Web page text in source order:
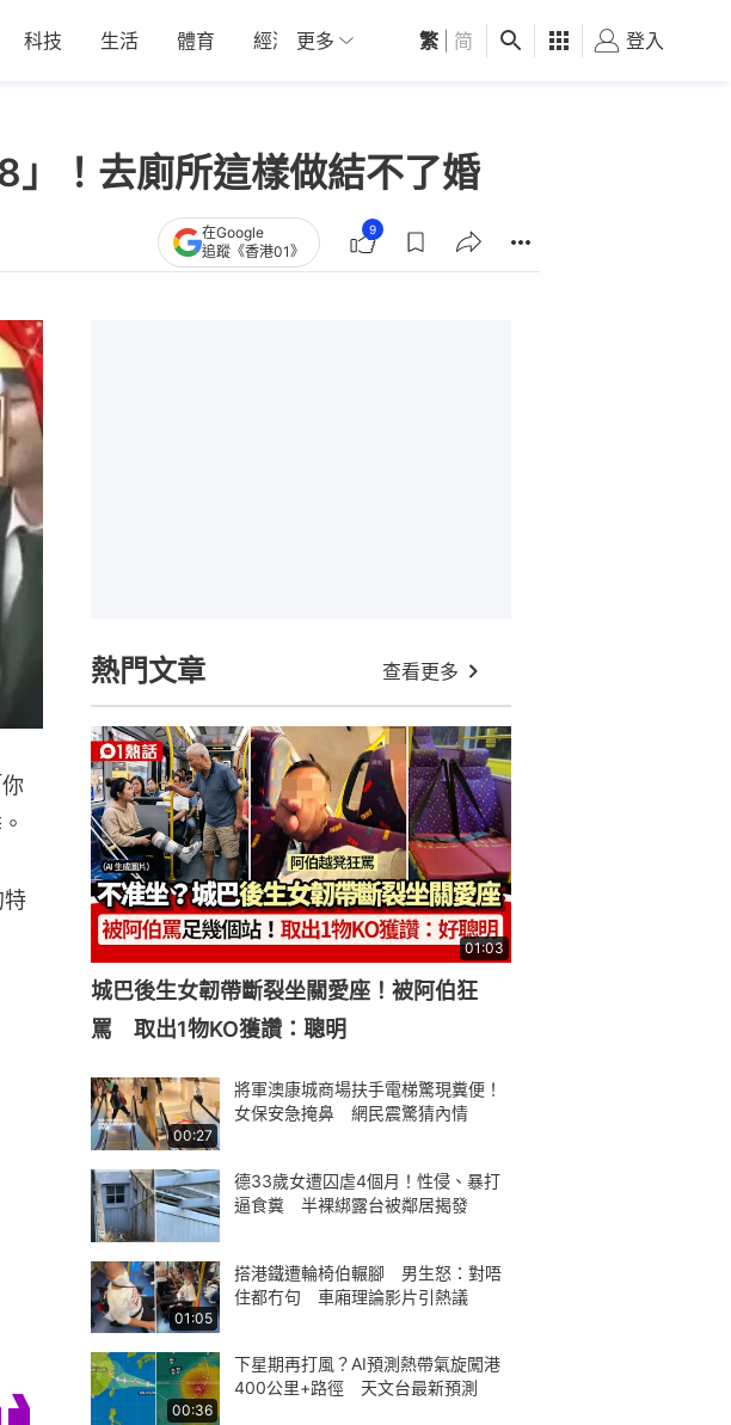
科技 生活 體育 經濟 01深圳 觀點 健康 好食玩飛
更多 繁 简 登入
」！去廁所這樣做結不了婚
在Google
追蹤《香港01》
9
特
熱門文章 查看更多
01:03
城巴後生女韌帶斷裂坐關愛座！被阿伯狂
罵 取出1物KO獲讚：聰明
00:27
將軍澳康城商場扶手電梯驚現糞便！
女保安急掩鼻 網民震驚猜內情
德33歲女遭囚虐4個月！性侵、暴打
逼食糞 半裸綁露台被鄰居揭發
01:05
搭港鐵遭輪椅伯輾腳 男生怒：對唔
住都冇句 車廂理論影片引熱議
00:36
下星期再打風？AI預測熱帶氣旋闖港
400公里+路徑 天文台最新預測